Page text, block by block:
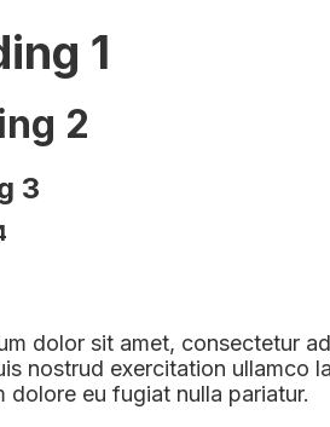
1
2
3
dolor sit amet, consectetur
nostrud exercitation ullamco
dolore eu fugiat nulla pariatur.